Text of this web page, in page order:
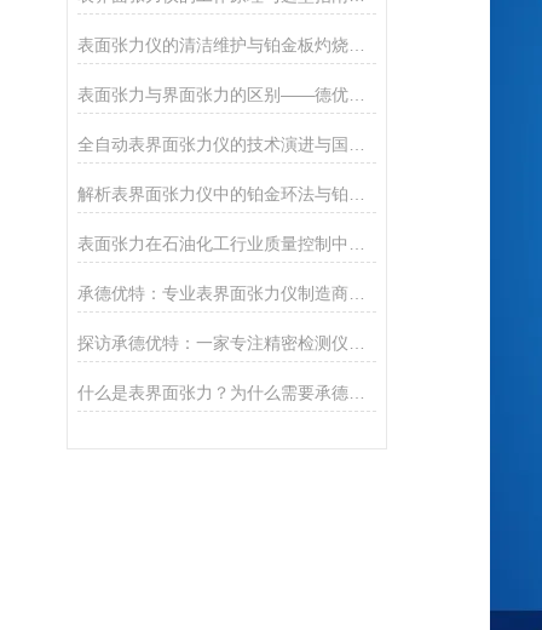
表面张力仪的清洁维护与铂金板灼烧处理
表面张力与界面张力的区别——德优特仪器文献
什么是表界面张力？为什么需要承德优特这样的专业仪器测量？